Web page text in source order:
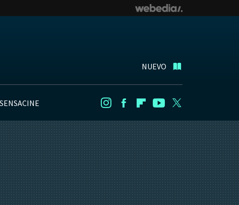
NUEVO
InstagramFacebookFlipboard
Youtube